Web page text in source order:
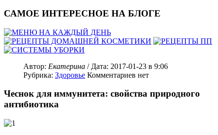
САМОЕ ИНТЕРЕСНОЕ НА БЛОГЕ
Автор: Екатерина / Дата: 2017-01-23 в 9:06
Рубрика: Здоровье Комментариев нет
Чеснок для иммунитета: свойства природного
антибиотика